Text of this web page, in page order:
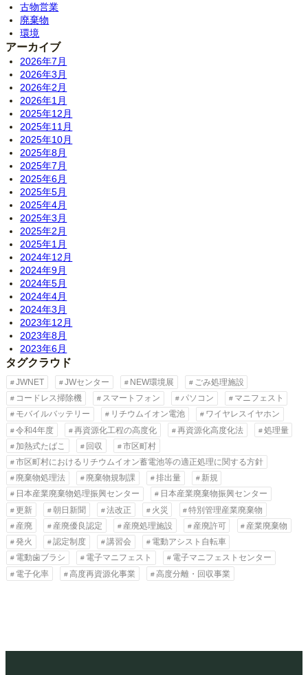
古物営業
廃棄物
環境
アーカイブ
2026年7月
2026年3月
2026年2月
2026年1月
2025年12月
2025年11月
2025年10月
2025年8月
2025年7月
2025年6月
2025年5月
2025年4月
2025年3月
2025年2月
2025年1月
2024年12月
2024年9月
2024年5月
2024年4月
2024年3月
2023年12月
2023年8月
2023年6月
タグクラウド
JWNET JWセンター NEW環境展
ごみ処理施設
コードレス掃除機
スマートフォン パソコン
マニフェスト
モバイルバッテリー
リチウムイオン電池
ワイヤレスイヤホン
令和4年度
再資源化工程の高度化 再資源化高度化法
処理量
加熱式たばこ
回収
市区町村
市区町村におけるリチウムイオン蓄電池等の適正処理に関する方針
廃棄物処理法
廃棄物規制課 排出量
新規
日本産業廃棄物処理振興センター
日本産業廃棄物振興センター
更新
朝日新聞 法改正 火災
特別管理産業廃棄物
産廃
産廃優良認定 産廃処理施設 産廃許可
産業廃棄物
発火
認定制度 講習会
電動アシスト自転車
電動歯ブラシ
電子マニフェスト
電子マニフェストセンター
電子化率
高度再資源化事業 高度分離・回収事業